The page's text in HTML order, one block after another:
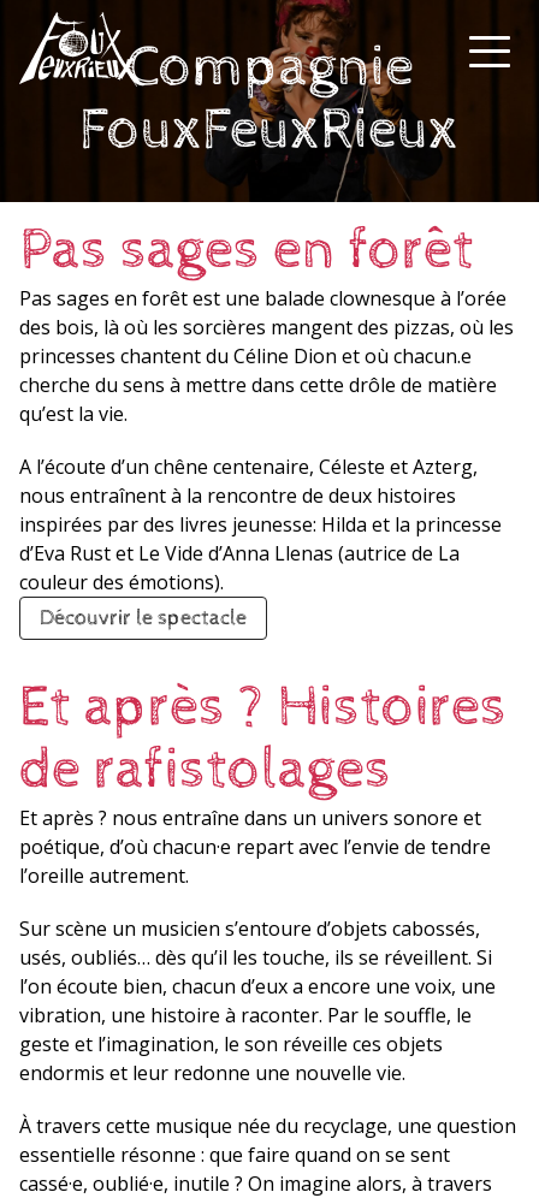
Compagnie
FouxFeuxRieux
Pas sages en forêt
Pas sages en forêt est une balade clownesque à l’orée
des bois, là où les sorcières mangent des pizzas, où les
princesses chantent du Céline Dion et où chacun.e
cherche du sens à mettre dans cette drôle de matière
qu’est la vie.
A l’écoute d’un chêne centenaire, Céleste et Azterg,
nous entraînent à la rencontre de deux histoires
inspirées par des livres jeunesse: Hilda et la princesse
d’Eva Rust et Le Vide d’Anna Llenas (autrice de La
couleur des émotions).
Découvrir le spectacle
Et après ? Histoires
de rafistolages
Et après ? nous entraîne dans un univers sonore et
poétique, d’où chacun·e repart avec l’envie de tendre
l’oreille autrement.
Sur scène un musicien s’entoure d’objets cabossés,
usés, oubliés… dès qu’il les touche, ils se réveillent. Si
l’on écoute bien, chacun d’eux a encore une voix, une
vibration, une histoire à raconter. Par le souffle, le
geste et l’imagination, le son réveille ces objets
endormis et leur redonne une nouvelle vie.
À travers cette musique née du recyclage, une question
essentielle résonne : que faire quand on se sent
cassé·e, oublié·e, inutile ? On imagine alors, à travers